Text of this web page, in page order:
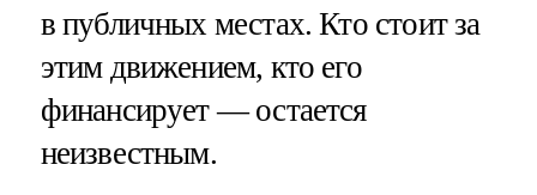
в публичных местах. Кто стоит за
этим движением, кто его
финансирует — остается
неизвестным.